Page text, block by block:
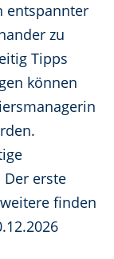
entspannter
zu
Tipps
können
erste
finden